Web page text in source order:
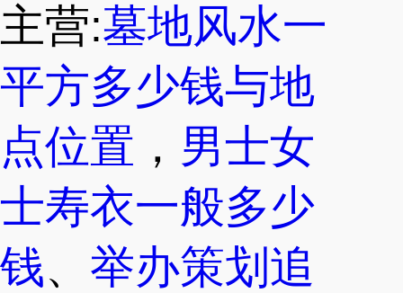
主营:墓地风水一
平方多少钱与地
点位置 ， 男士女
士寿衣一般多少
钱、 举办策划追